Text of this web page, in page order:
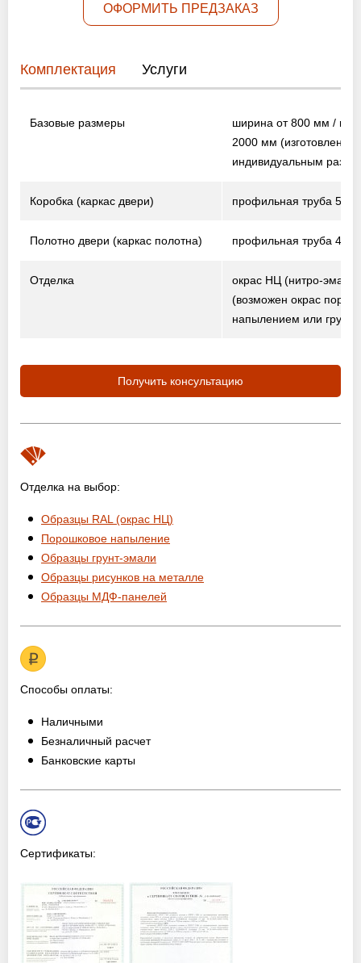
Москва и вся область!
Работаем без выходных!
ОФОРМИТЬ ПРЕДЗАКАЗ
Комплектация Услуги
Базовые размеры
ширина от 800 мм /
2000 мм (изготовление
индивидуальным
Коробка (каркас двери) профильная труба
Полотно двери (каркас полотна) профильная труба
Отделка
окрас НЦ (нитро-эмаль)
(возможен окрас
напылением или
Получить консультацию
Отделка на выбор:
Образцы RAL (окрас НЦ)
Порошковое напыление
Образцы грунт-эмали
Образцы рисунков на металле
Образцы МДФ-панелей
Способы оплаты:
Наличными
Безналичный расчет
Банковские карты
Сертификаты: